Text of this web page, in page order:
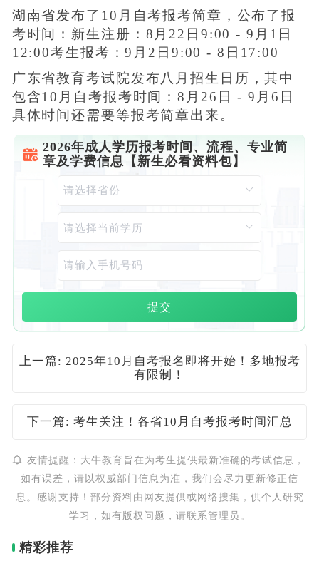
湖南省发布了10月自考报考简章，公布了报
考时间：新生注册：8月22日9:00 - 9月1日
12:00考生报考：9月2日9:00 - 8日17:00
广东省教育考试院发布八月招生日历，其中
包含10月自考报考时间：8月26日 - 9月6日
具体时间还需要等报考简章出来。
2026年成人学历报考时间、流程、专业简
章及学费信息【新生必看资料包】
提交
上一篇: 2025年10月自考报名即将开始！多地报考
有限制！
下一篇: 考生关注！各省10月自考报考时间汇总
友情提醒：大牛教育旨在为考生提供最新准确的考试信息，
如有误差，请以权威部门信息为准，我们会尽力更新修正信
息。感谢支持！部分资料由网友提供或网络搜集，供个人研究
学习，如有版权问题，请联系管理员。
精彩推荐